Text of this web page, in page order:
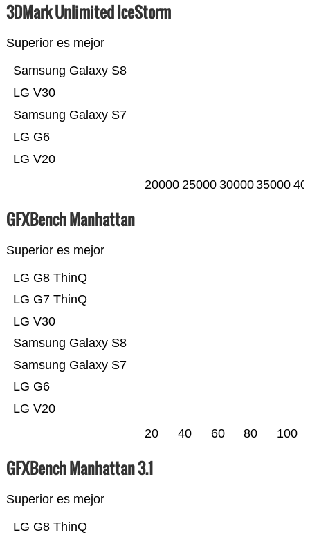
3DMark Unlimited IceStorm
Superior es mejor
LG V20
LG G6
Samsung Galaxy S7
LG V30
Samsung Galaxy S8
20000 25000 3000035000
GFXBench Manhattan
Superior es mejor
LG V20
LG G6
Samsung Galaxy S7
Samsung Galaxy S8
LG V30
LG G7 ThinQ
LG G8 ThinQ
20 40 60 80 100
GFXBench Manhattan 3.1
Superior es mejor
LG G8 ThinQ